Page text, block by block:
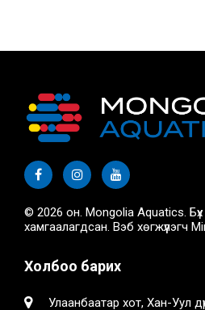
© 2026 он. Mongolia Aquatics. Бүх
хамгаалагдсан. Вэб хөгжүүлэгч
Холбоо барих
Улаанбаатар хот, Хан-Уул